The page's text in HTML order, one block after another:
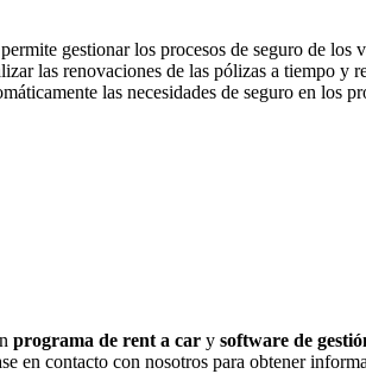
gestionar los procesos de seguro de
las renovaciones de las pólizas a tiempo
las necesidades de seguro en los
programa de rent a car y software de
en contacto con nosotros para obtener